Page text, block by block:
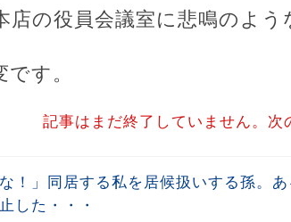
店の役員会議室に悲鳴のよう
です。
記事はまだ終了していません。
な！」同居する私を居候扱いする孫。
した・・・